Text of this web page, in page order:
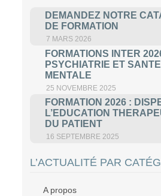
DEMANDEZ NOTRE
DE FORMATION
7 MARS 2026
FORMATIONS INTER
PSYCHIATRIE ET SANTE
MENTALE
25 NOVEMBRE 2025
FORMATION 2026 :
L’EDUCATION
DU PATIENT
16 SEPTEMBRE 2025
L’ACTUALITÉ PAR
A propos